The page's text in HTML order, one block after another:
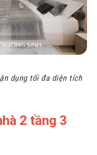
dụng tối đa diện tích
2 tầng 3